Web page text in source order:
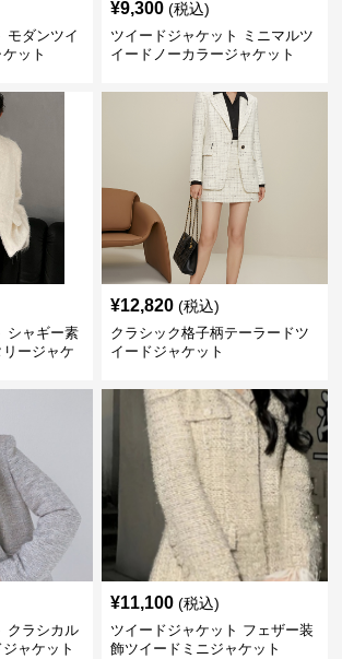
モダンツイ
ット
¥9,300 (税込)
ツイードジャケット ミニマルツ
イードノーカラージャケット
シャギー素
ージャケ
¥12,820 (税込)
クラシック格子柄テーラードツ
イードジャケット
クラシカル
ャケット
¥11,100 (税込)
ツイードジャケット フェザー装
飾ツイードミニジャケット